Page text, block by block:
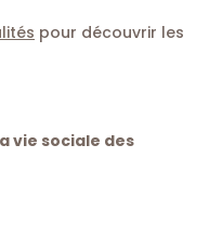
pour découvrir les
vie sociale des